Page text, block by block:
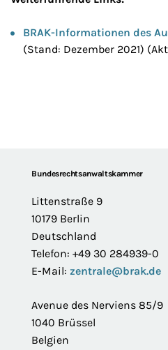
BRAK-Informationen des
(Stand: Dezember 2021)
FooterBundesrechtsanwaltskammer
Littenstraße 9
10179 Berlin
Deutschland
Telefon: +49 30 284939-0
E-Mail: zentrale@brak.de
Avenue des Nerviens 85/9
1040 Brüssel
Belgien